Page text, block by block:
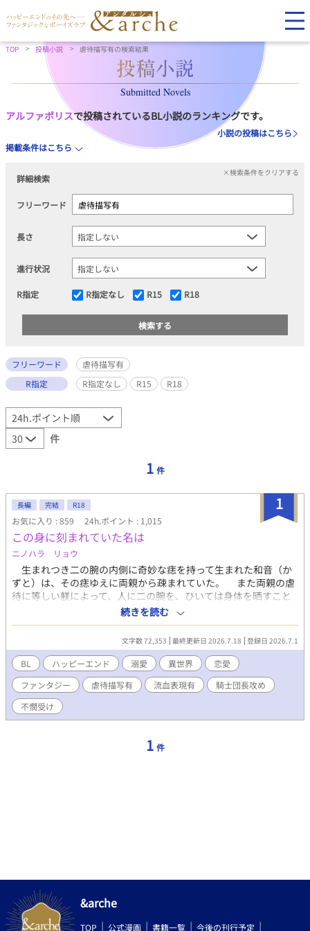
TOP 投稿小説 虐待描写有の検索結果
Submitted Novels
アルファポリスで投稿されているBL小説のランキングです。
小説の投稿はこちら
掲載条件はこちら
詳細検索
×検索条件をクリアする
フリーワード
長さ
進行状況
R指定 R指定なし R15 R18
フリーワード
虐待描写有
R指定
R指定なし R15 R18
件
1 件
1
長編 完結 R18
お気に入り : 859 24h.ポイント : 1,015
この身に刻まれていた名は
ニノハラ リョウ
生まれつき二の腕の内側に奇妙な痣を持って生まれた和音（か
ずと）は、その痣ゆえに両親から疎まれていた。 また両親の虐
待に等しい躾によって、人に二の腕を、ひいては身体を晒すこと
に嫌悪にも似た苦手意識を持ってしまう。その結果、学生生活す
らもうまくいっていなかった。 ある雨の日、乱暴な運転をする
車が跳ね上げた雨水に何故か飲み込まれてしまう。 気が付けば
そこには見覚えのない光景が広がっていた。 異世界だと認識す
る間もなく、和音は逆境に曝される。親切な商人に拾われた和音
は、自らの二の腕にある痣がこの国の文字だということを知る。
その文字が示すのはこの国で英雄と称えられている騎士団長の
名だということも。そして……この世界では運命の相手の名が身
体に浮かび上がる世界であるということも。 運命に導かれた二
続きを読む
文字数 72,353 最終更新日 2026.7.18 登録日 2026.7.1
BL ハッピーエンド 溺愛 異世界
恋愛
ファンタジー
虐待描写有 流血表現有
騎士団長攻め
不憫受け
1 件
&arche
TOP 公式漫画 書籍一覧 今後の刊行予定